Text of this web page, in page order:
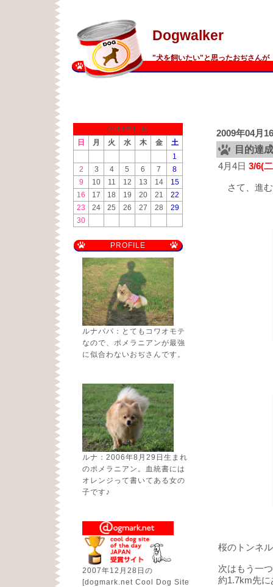
Dogwalker
"犬を飼いたい"と思ったおぢさ
2014年11月
日
月 火 水 木 金
土
1
2
3 4 5 6 7
8
9
10 11 12 13 14
15
16
17 18 19 20 21
22
23
24 25 26 27 28
29
30
PROFILE
ルナパパ：とてもコワオモテ
なので、ポメラニアンが最強
に似合わないおぢさんです。
ルナ：2006年8月29日生まれ
のポメラニアン。血統書には
オレンジって書いてある女の
子です♪
2007年12月28日の
[dogmark.net Cool Dog Site
2009年04月
目的達
4月4日 3/6(
さて、進む
桜のトンネ
次はもう一
約1.7km先